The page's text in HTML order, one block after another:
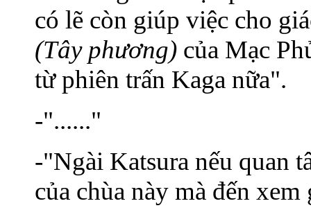
có lẽ còn giúp việc cho
(Tây phương) của Mạc
từ phiên trấn Kaga nữa".
-"......"
-"Ngài Katsura nếu quan
của chùa này mà đến